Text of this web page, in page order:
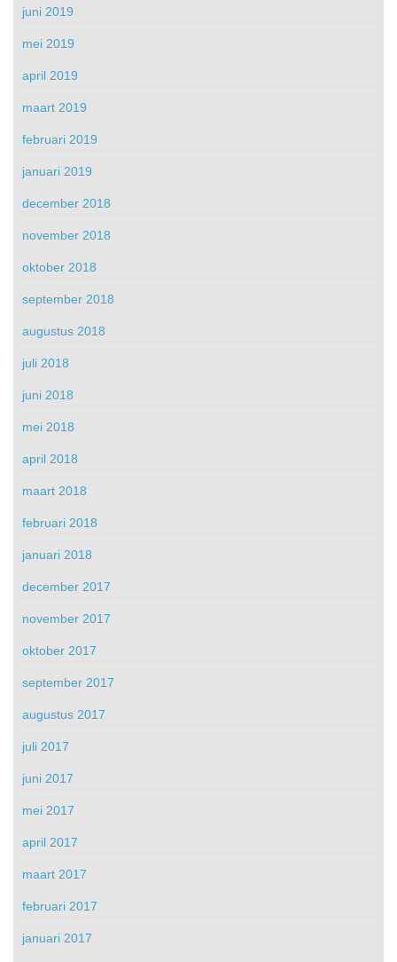
juni 2019
mei 2019
april 2019
maart 2019
februari 2019
januari 2019
december 2018
november 2018
oktober 2018
september 2018
augustus 2018
juli 2018
juni 2018
mei 2018
april 2018
maart 2018
februari 2018
januari 2018
december 2017
november 2017
oktober 2017
september 2017
augustus 2017
juli 2017
juni 2017
mei 2017
april 2017
maart 2017
februari 2017
januari 2017